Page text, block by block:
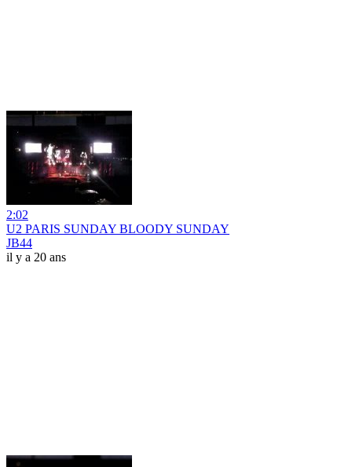
2:02
U2 PARIS SUNDAY BLOODY SUNDAY
JB44
il y a 20 ans